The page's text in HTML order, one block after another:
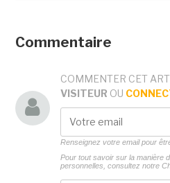
Commentaire
COMMENTER CET
VISITEUR OU
Renseignez votre email pour
Pour tout savoir sur la manière
personnelles, consultez notre